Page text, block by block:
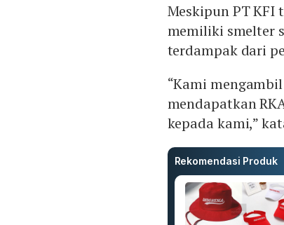
Meskipun PT
memiliki smelter
terdampak dari
“Kami
mendapatkan
kepada kami,”
Rekomendasi Produk